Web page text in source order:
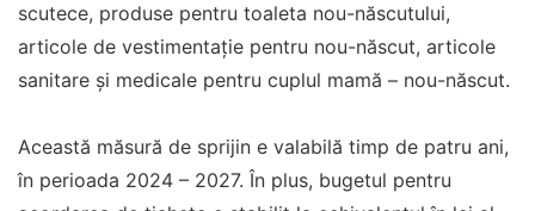
scutece, produse pentru toaleta nou-născutului,
articole de vestimentaţie pentru nou-născut, articole
sanitare şi medicale pentru cuplul mamă – nou-născut.
Această măsură de sprijin e valabilă timp de patru ani,
în perioada 2024 – 2027. În plus, bugetul pentru